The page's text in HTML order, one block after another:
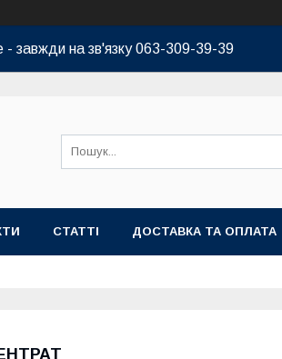
- завжди на зв'язку 063-309-39-39
СТАТТІ ДОСТАВКА ТА ОПЛАТА